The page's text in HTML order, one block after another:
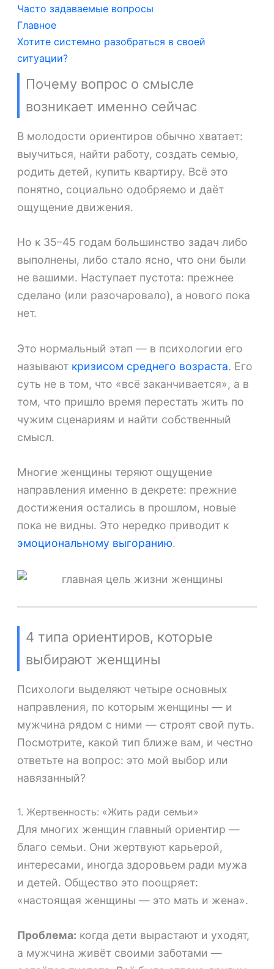
Часто задаваемые вопросы
Главное
Хотите системно разобраться в своей
ситуации?
Почему вопрос о смысле
возникает именно сейчас
В молодости ориентиров обычно хватает:
выучиться, найти работу, создать семью,
родить детей, купить квартиру. Всё это
понятно, социально одобряемо и даёт
ощущение движения.
Но к 35–45 годам большинство задач либо
выполнены, либо стало ясно, что они были
не вашими. Наступает пустота: прежнее
сделано (или разочаровало), а нового пока
нет.
Это нормальный этап — в психологии его
называют кризисом среднего возраста. Его
суть не в том, что «всё заканчивается», а в
том, что пришло время перестать жить по
чужим сценариям и найти собственный
смысл.
Многие женщины теряют ощущение
направления именно в декрете: прежние
достижения остались в прошлом, новые
пока не видны. Это нередко приводит к
эмоциональному выгоранию.
4 типа ориентиров, которые
выбирают женщины
Психологи выделяют четыре основных
направления, по которым женщины — и
мужчина рядом с ними — строят свой путь.
Посмотрите, какой тип ближе вам, и честно
ответьте на вопрос: это мой выбор или
навязанный?
1. Жертвенность: «Жить ради семьи»
Для многих женщин главный ориентир —
благо семьи. Они жертвуют карьерой,
интересами, иногда здоровьем ради мужа
и детей. Общество это поощряет:
«настоящая женщины — это мать и жена».
Проблема: когда дети вырастают и уходят,
а мужчина живёт своими заботами —